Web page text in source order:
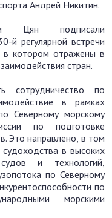
Андрей Никитин.
подписали
й регулярной встречи
в котором отражены в
стран.
сотрудничество по
в рамках
Северному морскому
по подготовке
Это направлено, в том
в высоких
и технологий,
по Северному
по
морскими